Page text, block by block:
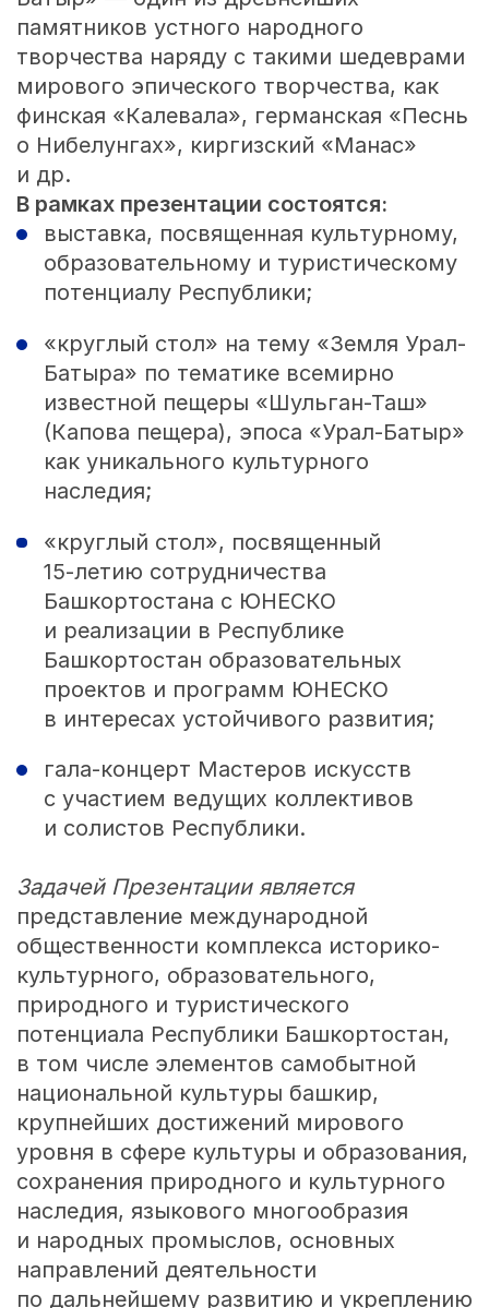
памятников устного народного
творчества наряду с такими шедеврами
мирового эпического творчества, как
финская «Калевала», германская «Песнь
о Нибелунгах», киргизский «Манас»
и др.
В рамках презентации состоятся:
выставка, посвященная культурному,
образовательному и туристическому
потенциалу Республики;
«круглый стол» на тему «Земля Урал-
Батыра» по тематике всемирно
известной пещеры «Шульган-Таш»
(Капова пещера), эпоса «Урал-Батыр»
как уникального культурного
наследия;
«круглый стол», посвященный
15-летию сотрудничества
Башкортостана с ЮНЕСКО
и реализации в Республике
Башкортостан образовательных
проектов и программ ЮНЕСКО
в интересах устойчивого развития;
гала-концерт Мастеров искусств
с участием ведущих коллективов
и солистов Республики.
Задачей Презентации является
представление международной
общественности комплекса историко-
культурного, образовательного,
природного и туристического
потенциала Республики Башкортостан,
в том числе элементов самобытной
национальной культуры башкир,
крупнейших достижений мирового
уровня в сфере культуры и образования,
сохранения природного и культурного
наследия, языкового многообразия
и народных промыслов, основных
направлений деятельности
по дальнейшему развитию и укреплению